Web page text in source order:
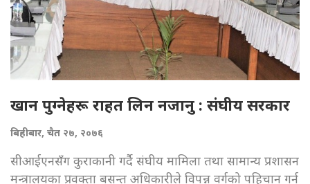
खान पुग्नेहरू राहत लिन नजानु : संघीय सरकार
बिहीबार, चैत २७, २०७६
सीआईएनसँग कुराकानी गर्दै संघीय मामिला तथा सामान्य प्रशासन
मन्त्रालयका प्रवक्ता बसन्त अधिकारीले विपन्न वर्गको पहिचान गर्न